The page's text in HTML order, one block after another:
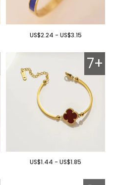
US$2.24 - US$3.15
7+
US$1.44 - US$1.85